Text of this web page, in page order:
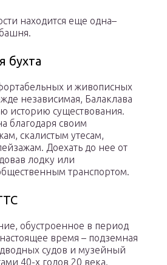
находится еще одна–
бухта
и живописных
независимая, Балаклава
историю существования.
благодаря своим
скалистым утесам,
Доехать до нее от
лодку или
транспортом.
обустроенное в период
время – подземная
судов и музейный
40-х годов 20 века.